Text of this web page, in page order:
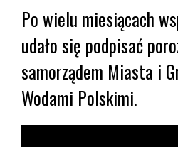
Po wielu miesiącach
udało się podpisać
samorządem Miasta i
Wodami Polskimi.